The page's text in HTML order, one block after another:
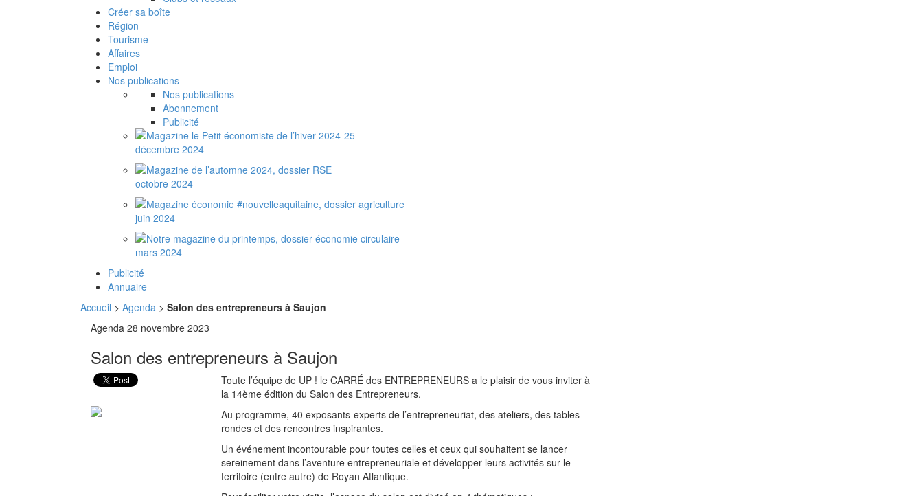
Créer sa boîte
Région
Tourisme
Affaires
Emploi
Nos publications
Nos publications
Abonnement
Publicité
décembre 2024
octobre 2024
juin 2024
mars 2024
Publicité
Annuaire
Accueil > Agenda > Salon des entrepreneurs à Saujon
Agenda 28 novembre 2023
Salon des entrepreneurs à Saujon
Toute l’équipe de UP ! le CARRÉ des ENTREPRENEURS a le plaisir de vous inviter à
la 14ème édition du Salon des Entrepreneurs. ​​​​​
​​​​​Au programme, 40 exposants-experts de l’entrepreneuriat, des ateliers, des tables-
rondes et des rencontres inspirantes.
Un événement incontourable pour toutes celles et ceux qui souhaitent se lancer
sereinement dans l’aventure entrepreneuriale et développer leurs activités sur le
territoire (entre autre) de Royan Atlantique.